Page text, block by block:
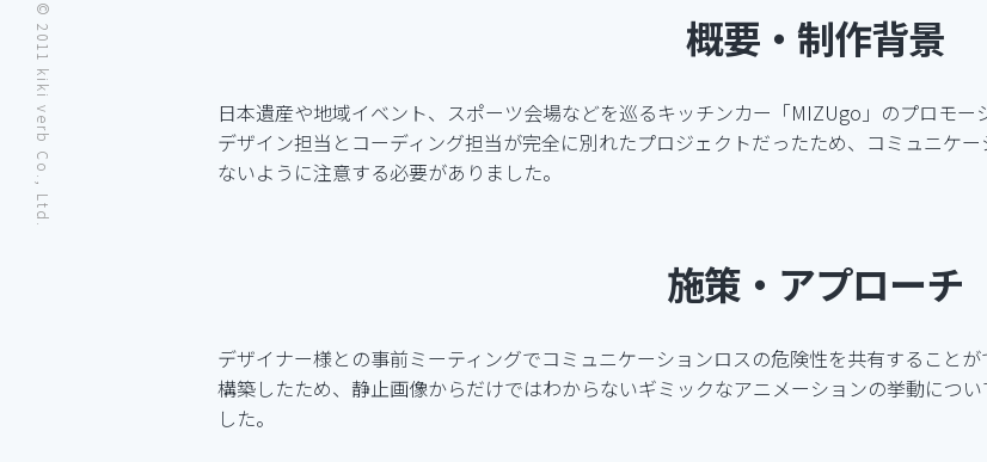
© 2011 kiki verb Co., Ltd. 概要・制作背景
日本遺産や地域イベント、スポーツ会場などを巡るキッチンカー「MIZUgo」のプロモー
デザイン担当とコーディング担当が完全に別れたプロジェクトだったため、コミュニケ
ないように注意する必要がありました。
施策・アプローチ
デザイナー様との事前ミーティングでコミュニケーションロスの危険性を共有すること
構築したため、静止画像からだけではわからないギミックなアニメーションの挙動につ
した。